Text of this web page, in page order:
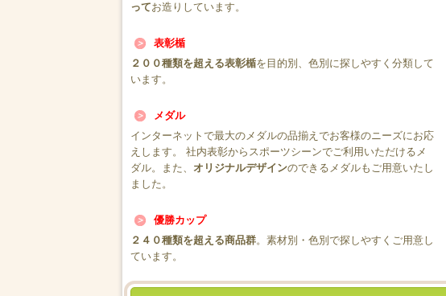
ってお造りしています。
表彰楯
２００種類を超える表彰楯を目的別、色別に探しやすく分類して
います。
メダル
インターネットで最大のメダルの品揃えでお客様のニーズにお応
えします。 社内表彰からスポーツシーンでご利用いただけるメ
ダル。また、 オリジナルデザインのできるメダルもご用意いたし
ました。
優勝カップ
２４０種類を超える商品群。素材別・色別で探しやすくご用意し
ています。